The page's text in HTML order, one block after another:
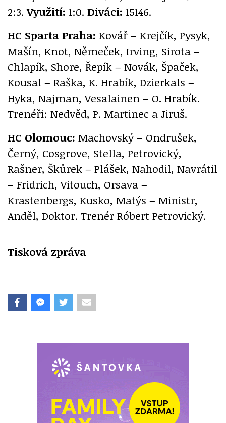
2:3.Využití: 1:0. Diváci: 15146.
HC Sparta Praha: Kovář – Krejčík, Pysyk,
Mašín, Knot, Němeček, Irving, Sirota –
Chlapík, Shore, Řepík – Novák, Špaček,
Kousal – Raška, K. Hrabík, Dzierkals –
Hyka, Najman, Vesalainen – O. Hrabík.
Trenéři: Nedvěd, P. Martinec a Jiruš.
HC Olomouc: Machovský – Ondrušek,
Černý, Cosgrove, Stella, Petrovický,
Rašner, Škůrek – Plášek, Nahodil, Navrátil
– Fridrich, Vitouch, Orsava –
Krastenbergs, Kusko, Matýs – Ministr,
Anděl, Doktor. Trenér Róbert Petrovický.
Tisková zpráva